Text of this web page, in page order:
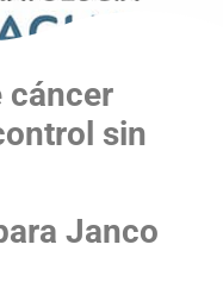
cáncer
sin
Janco